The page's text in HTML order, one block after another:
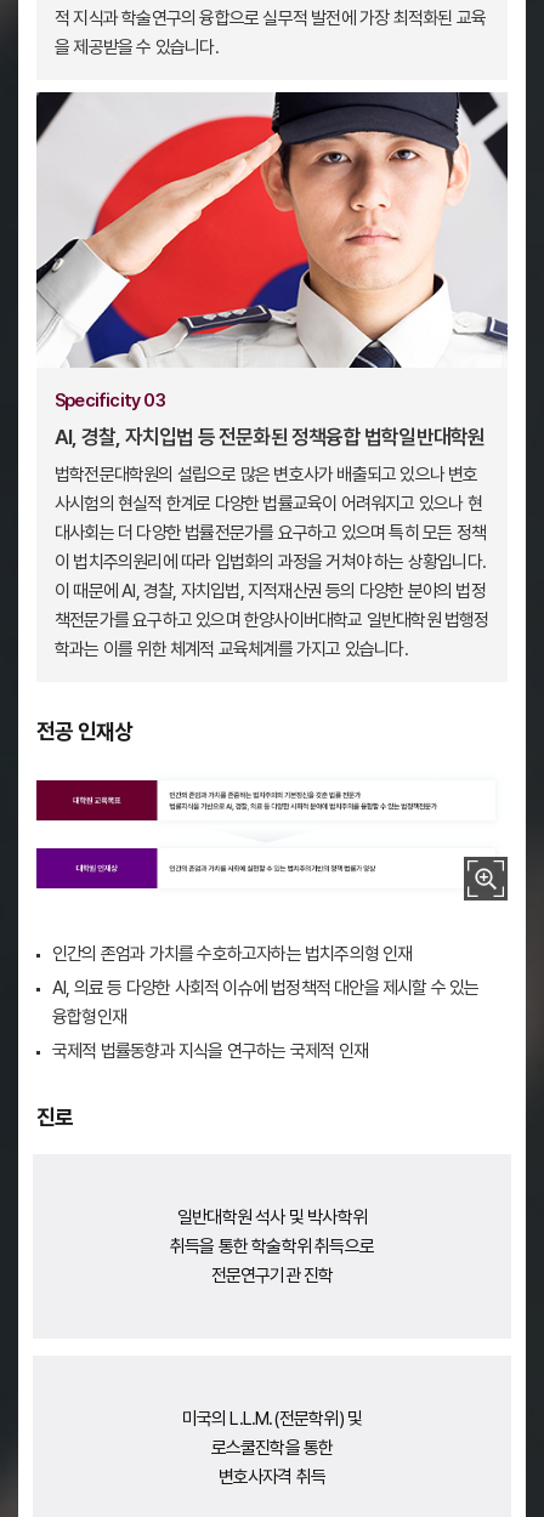
적 지식과 학술연구의 융합으로 실무적 발전에 가장 최적화된 교육
을 제공받을 수 있습니다.
Specificity 03
AI, 경찰, 자치입법 등 전문화된 정책융합 법학일반대학원
법학전문대학원의 설립으로 많은 변호사가 배출되고 있으나 변호
사시험의 현실적 한계로 다양한 법률교육이 어려워지고 있으나 현
대사회는 더 다양한 법률전문가를 요구하고 있으며 특히 모든 정책
이 법치주의원리에 따라 입법화의 과정을 거쳐야 하는 상황입니다.
이 때문에 AI, 경찰, 자치입법, 지적재산권 등의 다양한 분야의 법정
책전문가를 요구하고 있으며 한양사이버대학교 일반대학원 법행정
학과는 이를 위한 체계적 교육체계를 가지고 있습니다.
전공 인재상
인간의 존엄과 가치를 존중하는 법치주의의 기본정신을 갖춘 법률 전문가
법률지식을 기반으로 AI, 경찰, 의료 등 다양한 사회적 분야에 법치주의를
인간의 존엄과 가치를 사회에 실현할 수 있는 법치주의기반의 정책 법률
인간의 존엄과 가치를 수호하고자하는 법치주의형 인재
AI, 의료 등 다양한 사회적 이슈에 법정책적 대안을 제시할 수 있는
융합형인재
국제적 법률동향과 지식을 연구하는 국제적 인재
진로
일반대학원 석사 및 박사학위
취득을 통한 학술학위 취득으로
전문연구기관 진학
미국의 L.L.M.(전문학위) 및
로스쿨진학을 통한
변호사자격 취득